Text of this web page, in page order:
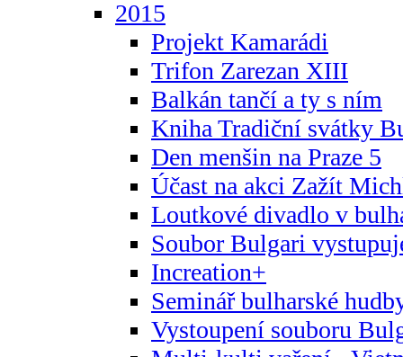
2015
Projekt Kamarádi
Trifon Zarezan XIII
Balkán tančí a ty s ním
Kniha Tradiční svátky
Den menšin na Praze 5
Účast na akci Zažít
Loutkové divadlo v
Soubor Bulgari
Increation+
Seminář bulharské
Vystoupení souboru